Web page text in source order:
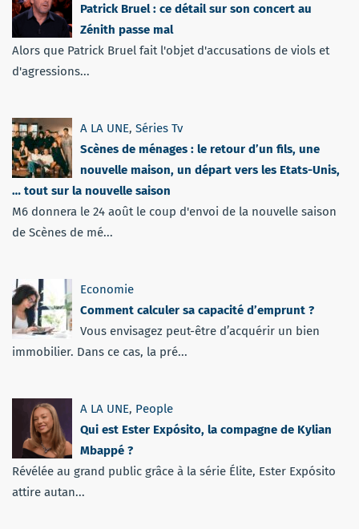
Patrick Bruel : ce détail sur son concert au
Zénith passe mal
Alors que Patrick Bruel fait l'objet d'accusations de viols et
d'agressions...
A LA UNE, Séries Tv
Scènes de ménages : le retour d’un fils, une
nouvelle maison, un départ vers les Etats-Unis,
… tout sur la nouvelle saison
M6 donnera le 24 août le coup d'envoi de la nouvelle saison
de Scènes de mé...
Economie
Comment calculer sa capacité d’emprunt ?
Vous envisagez peut-être d’acquérir un bien
immobilier. Dans ce cas, la pré...
A LA UNE, People
Qui est Ester Expósito, la compagne de Kylian
Mbappé ?
Révélée au grand public grâce à la série Élite, Ester Expósito
attire autan...